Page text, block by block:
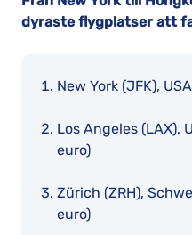
dyraste flygplatser att
New York (JFK),
Los Angeles (LAX),
euro)
Zürich (ZRH),
euro)